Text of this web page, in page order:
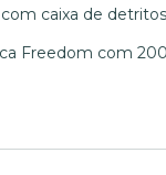
caixa de detritos
Freedom com